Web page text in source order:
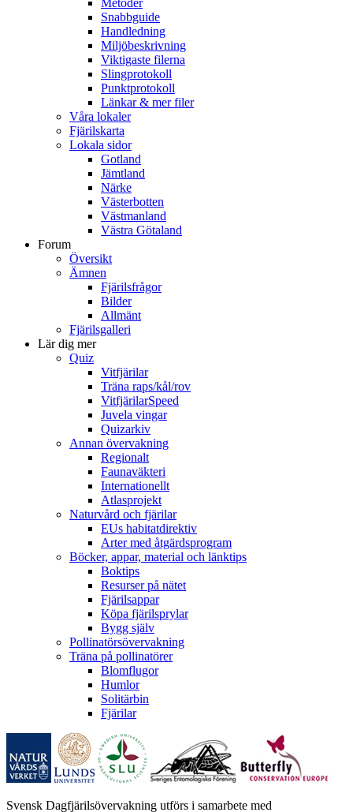
Snabbguide
Handledning
Miljöbeskrivning
Viktigaste filerna
Slingprotokoll
Punktprotokoll
Länkar & mer filer
Våra lokaler
Fjärilskarta
Lokala sidor
Gotland
Jämtland
Närke
Västerbotten
Västmanland
Västra Götaland
Forum
Översikt
Ämnen
Fjärilsfrågor
Bilder
Allmänt
Fjärilsgalleri
Lär dig mer
Quiz
Vitfjärilar
Träna raps/kål/rov
VitfjärilarSpeed
Juvela vingar
Quizarkiv
Annan övervakning
Regionalt
Faunaväkteri
Internationellt
Atlasprojekt
Naturvård och fjärilar
EUs habitatdirektiv
Arter med åtgärdsprogram
Böcker, appar, material och länktips
Boktips
Resurser på nätet
Fjärilsappar
Köpa fjärilsprylar
Bygg själv
Pollinatörsövervakning
Träna på pollinatörer
Blomflugor
Humlor
Solitärbin
Fjärilar
Svensk Dagfjärilsövervakning utförs i samarbete med